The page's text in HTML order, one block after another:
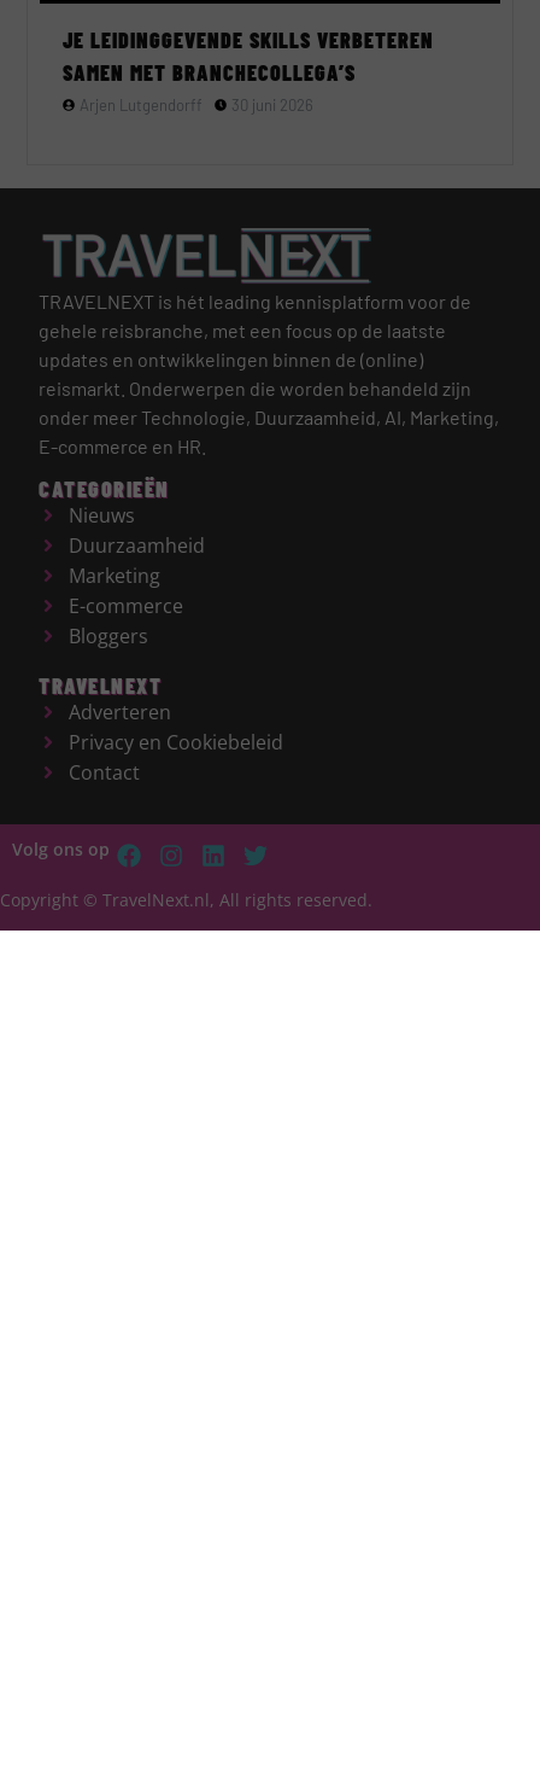
JE LEIDINGGEVENDE SKILLS VERBETEREN
SAMEN MET BRANCHECOLLEGA’S
Arjen Lutgendorff 30 juni 2026
TRAVELNEXT is hét leading kennisplatform voor de
gehele reisbranche, met een focus op de laatste
updates en ontwikkelingen binnen de (online)
reismarkt. Onderwerpen die worden behandeld zijn
onder meer Technologie, Duurzaamheid, AI, Marketing,
E-commerce en HR.
CATEGORIEËN
Nieuws
Duurzaamheid
Marketing
E-commerce
Bloggers
TRAVELNEXT
Adverteren
Privacy en Cookiebeleid
Contact
Volg ons op
Copyright © TravelNext.nl, All rights reserved.